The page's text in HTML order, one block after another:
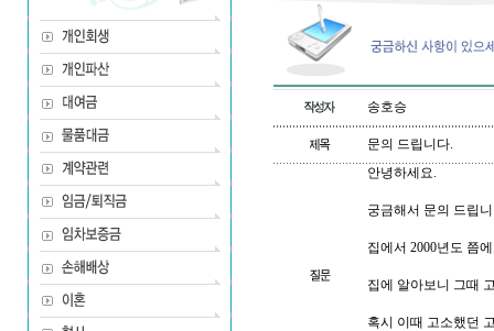
송호승
문의 드립니다.
안녕하세요.
궁금해서 문의 드립
집에서 2000년도 쯤
집에 알아보니 그때
혹시 이때 고소했던